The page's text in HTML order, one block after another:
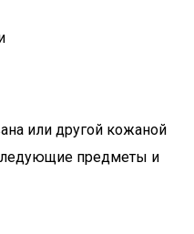
или другой кожаной
предметы и